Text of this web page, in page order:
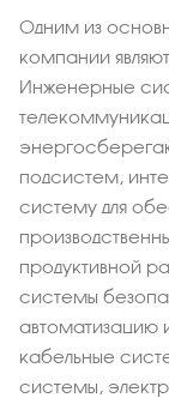
Одним из
компании
Инженерные
подсистем,
систему для
продуктивной
системы
автоматизацию
кабельные
системы,